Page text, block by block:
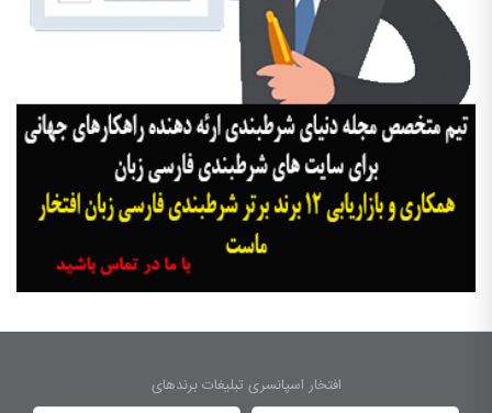
افتخار اسپانسری تبلیغات برندهای